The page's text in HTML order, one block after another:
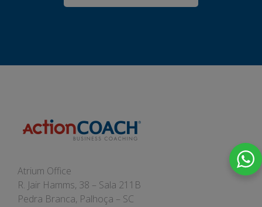
Atrium Office
R. Jair Hamms, 38 – Sala 211B
Pedra Branca, Palhoça – SC